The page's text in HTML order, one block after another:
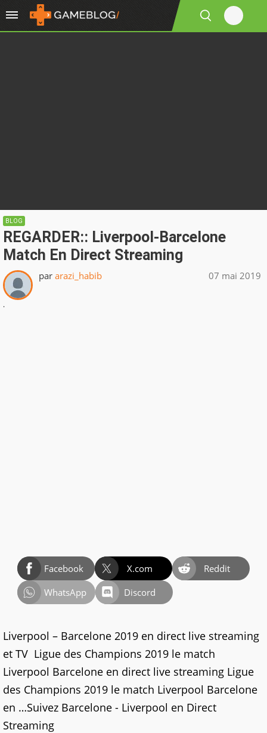
BLOG
REGARDER:: Liverpool-Barcelone
Match En Direct Streaming
par arazi_habib 07 mai 2019
.
Facebook X.com
Reddit
WhatsApp
Discord
Liverpool – Barcelone 2019 en direct live streaming
et TV Ligue des Champions 2019 le match
Liverpool Barcelone en direct live streaming Ligue
des Champions 2019 le match Liverpool Barcelone
en …Suivez Barcelone - Liverpool en Direct
Streaming